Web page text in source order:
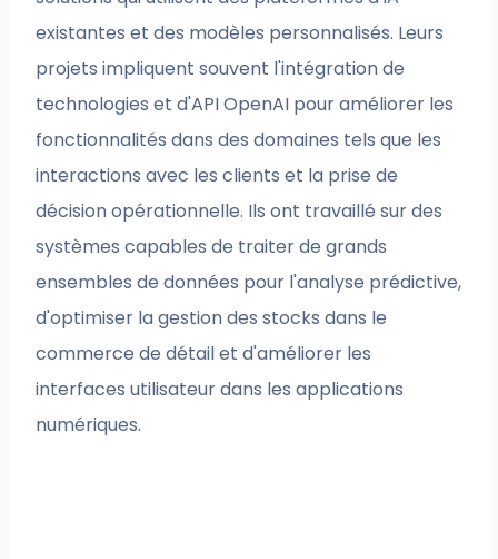
existantes et des modèles personnalisés. Leurs
projets impliquent souvent l'intégration de
technologies et d'API OpenAI pour améliorer les
fonctionnalités dans des domaines tels que les
interactions avec les clients et la prise de
décision opérationnelle. Ils ont travaillé sur des
systèmes capables de traiter de grands
ensembles de données pour l'analyse prédictive,
d'optimiser la gestion des stocks dans le
commerce de détail et d'améliorer les
interfaces utilisateur dans les applications
numériques.